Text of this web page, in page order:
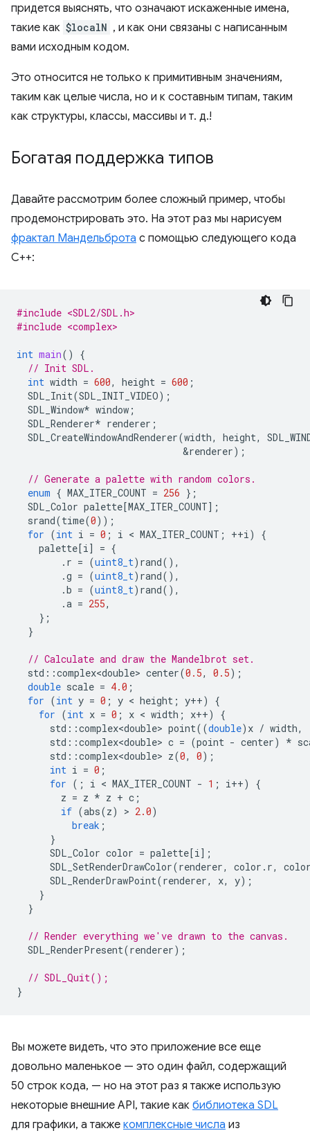
придется выяснять, что означают искаженные имена,
такие как $localN , и как они связаны с написанным
вами исходным кодом.
Это относится не только к примитивным значениям,
таким как целые числа, но и к составным типам, таким
как структуры, классы, массивы и т. д.!
Богатая поддержка типов
Давайте рассмотрим более сложный пример, чтобы
продемонстрировать это. На этот раз мы нарисуем
фрактал Мандельброта с помощью следующего кода
C++:
#include <SDL2/SDL.h>
#include <complex>
int main()
{
// Init SDL.
int width = 600, height = 600 ;
SDL_Init(SDL_INIT_VIDEO);
SDL_Window* window ;
SDL_Renderer* renderer ;
SDL_CreateWindowAndRenderer(width, height,
&renderer);
// Generate a palette with random colors.
enum { MAX_ITER_COUNT = 256 };
SDL_Color palette [MAX_ITER_COUNT];
srand(time(0));
for (int i = 0 ; i < MAX_ITER_COUNT ; ++i)
{
palette [i] = {
. r = (uint8_t) rand(),
.g = (uint8_t) rand(),
.b = (uint8_t) rand(),
.a = 255,
};
}
// Calculate and draw the Mandelbrot set.
std ::complex<double> center(0.5, 0.5);
double scale = 4.0 ;
for (int y = 0 ; y < height ; y++)
{
for (int x = 0 ; x < width ; x++)
{
std ::complex<double> point((double) x / width,
std ::complex<double> c = (point - center) *
std ::complex<double> z(0, 0);
int i = 0 ;
for (; i < MAX_ITER_COUNT - 1 ; i++)
{
z = z * z + c ;
if (abs(z) > 2.0)
break ;
}
SDL_Color color = palette [i];
SDL_SetRenderDrawColor(renderer, color . r,
SDL_RenderDrawPoint(renderer, x, y);
}
}
// Render everything we've drawn to the canvas.
SDL_RenderPresent(renderer);
// SDL_Quit();
}
Вы можете видеть, что это приложение все еще
довольно маленькое — это один файл, содержащий
50 строк кода, — но на этот раз я также использую
некоторые внешние API, такие как библиотека SDL
для графики, а также комплексные числа из